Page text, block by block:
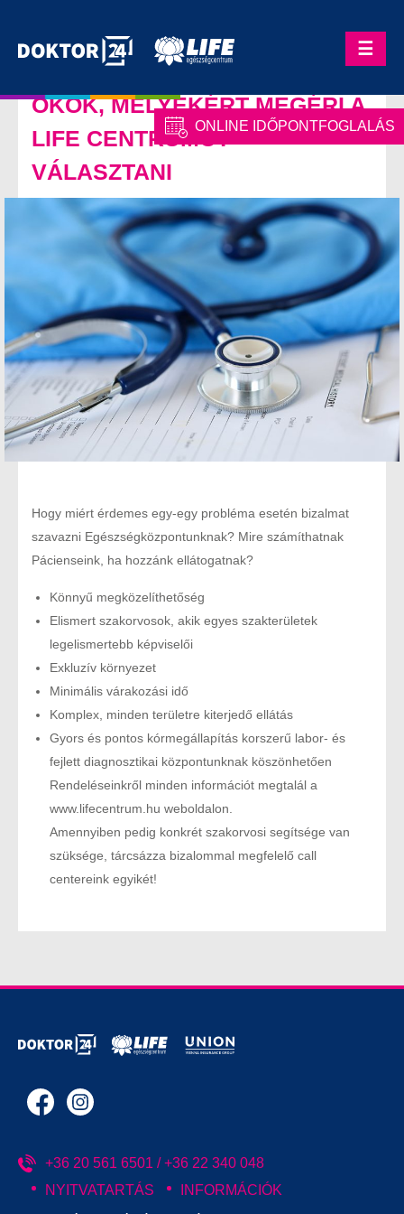
content
☰
ONLINE IDŐPONTFOGLALÁS
OKOK, MELYEKÉRT MEGÉRI A
LIFE CENTRUMOT
VÁLASZTANI
Hogy miért érdemes egy-egy probléma esetén bizalmat
szavazni Egészségközpontunknak? Mire számíthatnak
Pácienseink, ha hozzánk ellátogatnak?
Könnyű megközelíthetőség
Elismert szakorvosok, akik egyes szakterületek
legelismertebb képviselői
Exkluzív környezet
Minimális várakozási idő
Komplex, minden területre kiterjedő ellátás
Gyors és pontos kórmegállapítás korszerű labor- és
fejlett diagnosztikai központunknak köszönhetően
Rendeléseinkről minden információt megtalál a
www.lifecentrum.hu weboldalon.
Amennyiben pedig konkrét szakorvosi segítsége van
szüksége, tárcsázza bizalommal megfelelő call
centereink egyikét!
+36 20 561 6501 / +36 22 340 048
NYITVATARTÁS
INFORMÁCIÓK